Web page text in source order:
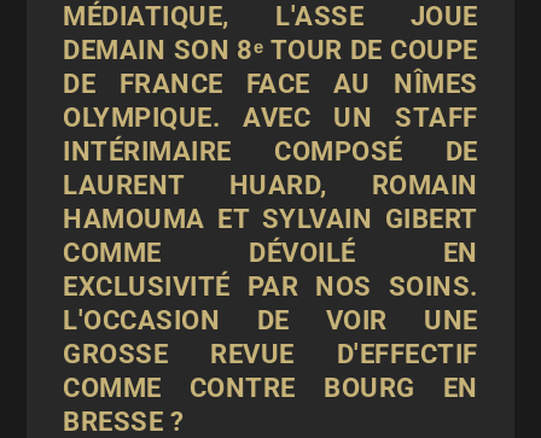
MÉDIATIQUE, L'ASSE JOUE
DEMAIN SON 8ᵉ TOUR DE COUPE
DE FRANCE FACE AU NÎMES
OLYMPIQUE. AVEC UN STAFF
INTÉRIMAIRE COMPOSÉ DE
LAURENT HUARD, ROMAIN
HAMOUMA ET SYLVAIN GIBERT
COMME DÉVOILÉ EN
EXCLUSIVITÉ PAR NOS SOINS.
L'OCCASION DE VOIR UNE
GROSSE REVUE D'EFFECTIF
COMME CONTRE BOURG EN
BRESSE ?